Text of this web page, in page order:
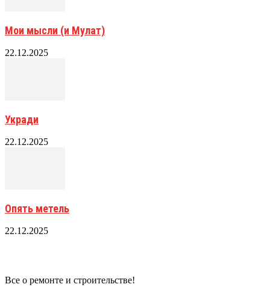
Мои мысли (и Мулат)
22.12.2025
Укради
22.12.2025
Опять метель
22.12.2025
Все о ремонте и строительстве!